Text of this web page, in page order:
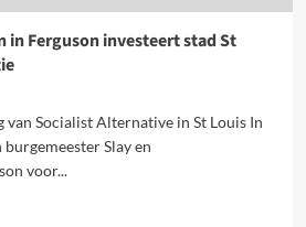
in Ferguson investeert stad St
Socialist Alternative in St Louis In
Slay en
voor...